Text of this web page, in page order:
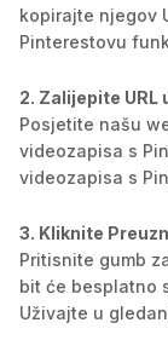
kopirajte njegov
Pinterestovu
2. Zalijepite URL
Posjetite našu
videozapisa s
videozapisa s
3. Kliknite
Pritisnite gumb
bit će besplatno
Uživajte u